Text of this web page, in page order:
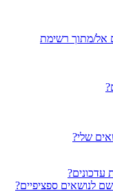
אל/מתוך רשימת
שלי?
עדכונים?
לנושאים ספציפיים?